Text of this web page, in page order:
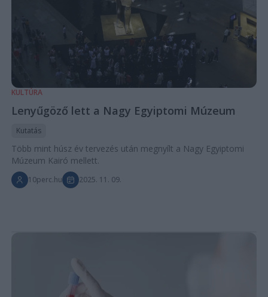
KULTÚRA
Lenyűgöző lett a Nagy Egyiptomi Múzeum
Kutatás
Több mint húsz év tervezés után megnyílt a Nagy Egyiptomi
Múzeum Kairó mellett.
10perc.hu 2025. 11. 09.